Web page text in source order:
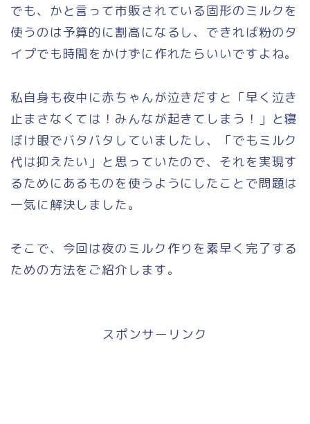
でも、かと言って市販されている固形のミルクを
使うのは予算的に割高になるし、できれば粉のタ
イプでも時間をかけずに作れたらいいですよね。
私自身も夜中に赤ちゃんが泣きだすと「早く泣き
止まさなくては！みんなが起きてしまう！」と寝
ぼけ眼でバタバタしていましたし、「でもミルク
代は抑えたい」と思っていたので、それを実現す
るためにあるものを使うようにしたことで問題は
一気に解決しました。
そこで、今回は夜のミルク作りを素早く完了する
ための方法をご紹介します。
スポンサーリンク